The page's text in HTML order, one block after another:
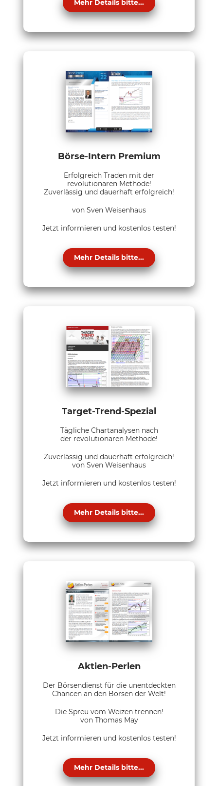
Mehr Details bitte...
Börse-Intern Premium
Erfolgreich Traden mit der
revolutionären Methode!
Zuverlässig und dauerhaft erfolgreich!
von Sven Weisenhaus
Jetzt informieren und kostenlos testen!
Mehr Details bitte...
Target-Trend-Spezial
Tägliche Chartanalysen nach
der revolutionären Methode!
Zuverlässig und dauerhaft erfolgreich!
von Sven Weisenhaus
Jetzt informieren und kostenlos testen!
Mehr Details bitte...
Aktien-Perlen
Der Börsendienst für die unentdeckten
Chancen an den Börsen der Welt!
Die Spreu vom Weizen trennen!
von Thomas May
Jetzt informieren und kostenlos testen!
Mehr Details bitte...